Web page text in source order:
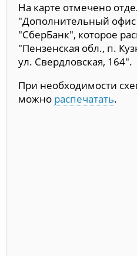
На карте отмечено
"Дополнительный
"СберБанк", которое
"Пензенская обл., п.
ул. Свердловская, 164".
При необходимости
можно распечатать.